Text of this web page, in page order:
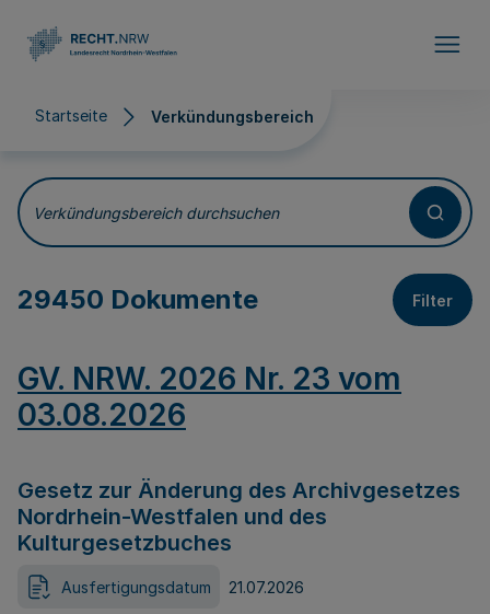
Startseite Verkündungsbereich
Verkündungsbereich
Verkündungsbereich durchsuchen
29450 Dokumente Filter
GV. NRW. 2026 Nr. 23 vom
03.08.2026
Gesetz zur Änderung des Archivgesetzes
Nordrhein-Westfalen und des
Kulturgesetzbuches
Ausfertigungsdatum 21.07.2026